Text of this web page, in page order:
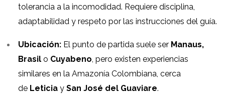
tolerancia a la incomodidad. Requiere disciplina,
adaptabilidad y respeto por las instrucciones del guía.
Ubicación:El punto de partida suele ser Manaus,
Brasilo Cuyabeno, pero existen experiencias
similares en la Amazonía Colombiana, cerca
de Leticiay San José del Guaviare.